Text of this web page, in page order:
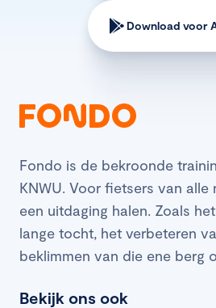
Download voor
Fondo is de bekroonde
KNWU. Voor fietsers van alle
een uitdaging halen. Zoals
lange tocht, het verbeteren
beklimmen van die ene berg
Bekijk ons ook